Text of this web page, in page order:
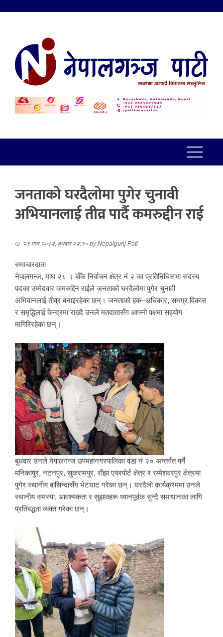
जनताको घरदैलोमा पुगेर चुनावी
अभियानलाई तीव्र पार्दै कमरुद्दीन राई
२९ माघ २०८२, बुधबार २२:१० byNepalgunj Pati
समाचारदाता
नेपालगन्ज, माघ २८ । बाँके निर्वाचन क्षेत्र नं २ का प्रतिनिधिसभा सदस्य
पदका उम्मेदवार कमरुद्दिन राईले जनताको घरदैलोमा पुगेर चुनावी
अभियानलाई तीव्र बनाइरहेका छन्। जनताको हक–अधिकार, समग्र विकास
र समृद्धिलाई केन्द्रमा राख्दै उनले मतदातासँग आफ्नो पक्षमा सहयोग
मागिरिरहेका छन्।
बुधवार उनले नेपालगन्ज उपमहानगरपालिका वडा नं २० अन्तर्गत पर्ने
मनिकापुर, नटनपुर, सुकरामपुर, राँझा एयरपोर्ट क्षेत्र र रम्मेशवरपुर क्षेत्रमा
पुगेर स्थानीय बासिन्दासँग भेटघाट गरेका छन्। घरदैलो कार्यक्रममा उनले
स्थानीय समस्या, आवश्यकता र सुझावहरू ध्यानपूर्वक सुन्दै समाधानका लागि
प्रतिबद्धता व्यक्त गरेका छन्।